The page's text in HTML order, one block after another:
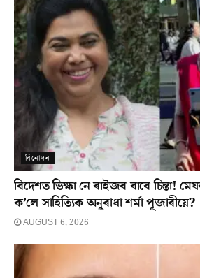
বিনোদন
বিদেশত ভিক্ষা নে ৰাইজৰ বাবে চিন্তা!
ক’লে সাহিত্যিক অনুৰাধা শৰ্মা পূজাৰীয়ে?
AUGUST 6, 2026